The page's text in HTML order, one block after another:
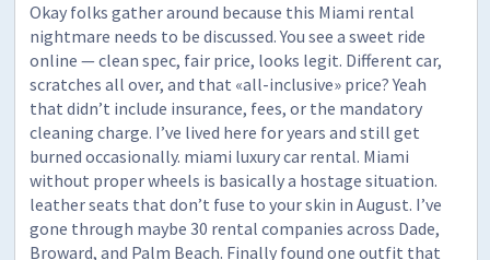
Okay folks gather around because this Miami rental
nightmare needs to be discussed. You see a sweet ride
online — clean spec, fair price, looks legit. Different car,
scratches all over, and that «all-inclusive» price? Yeah
that didn’t include insurance, fees, or the mandatory
cleaning charge. I’ve lived here for years and still get
burned occasionally. miami luxury car rental. Miami
without proper wheels is basically a hostage situation.
leather seats that don’t fuse to your skin in August. I’ve
gone through maybe 30 rental companies across Dade,
Broward, and Palm Beach. Finally found one outfit that